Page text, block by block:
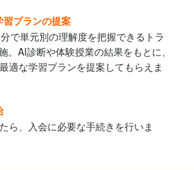
プランの提案
で単元別の理解度を把握できるトラ
。AI診断や体験授業の結果をもとに、
適な学習プランを提案してもらえま
ら、入会に必要な手続きを行いま